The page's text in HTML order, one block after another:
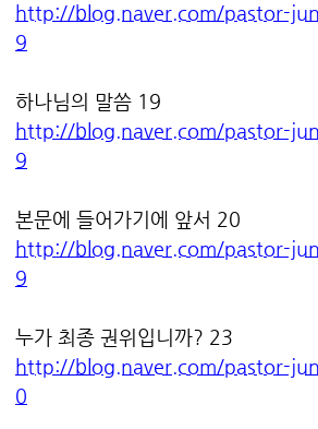
http://blog.naver.com/pastor-
9
하나님의 말씀 19
http://blog.naver.com/pastor-
9
본문에 들어가기에 앞서 20
http://blog.naver.com/pastor-
9
누가 최종 권위입니까? 23
http://blog.naver.com/pastor-
0